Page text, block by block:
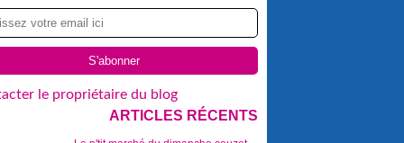
le propriétaire du blog
ARTICLES RÉCENTS